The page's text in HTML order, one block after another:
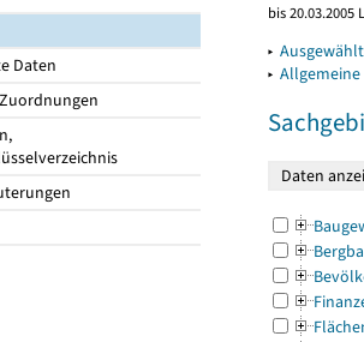
Daten
bis
▸
▸